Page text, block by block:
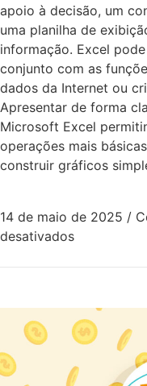
apoio à decisão, um
uma planilha de
informação. Excel
conjunto com as
dados da Internet ou
Apresentar de forma
Microsoft Excel
operações mais
construir gráficos
14 de maio de 2025 /
desativados